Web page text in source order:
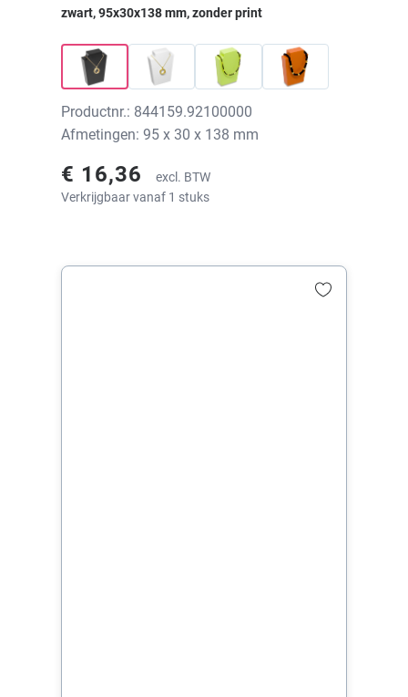
zwart, 95x30x138 mm, zonder print
Productnr.: 844159.92100000
Afmetingen: 95 x 30 x 138 mm
€ 16,36
excl. BTW
Verkrijgbaar vanaf 1 stuks